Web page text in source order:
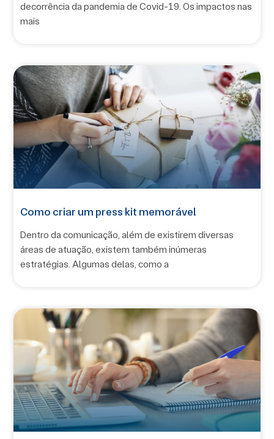
decorrência da pandemia de Covid-19. Os impactos nas
mais
Como criar um press kit memorável
Dentro da comunicação, além de existirem diversas
áreas de atuação, existem também inúmeras
estratégias. Algumas delas, como a